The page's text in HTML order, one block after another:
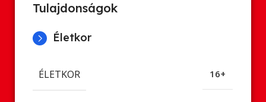
Tulajdonságok
Életkor
ÉLETKOR 16+